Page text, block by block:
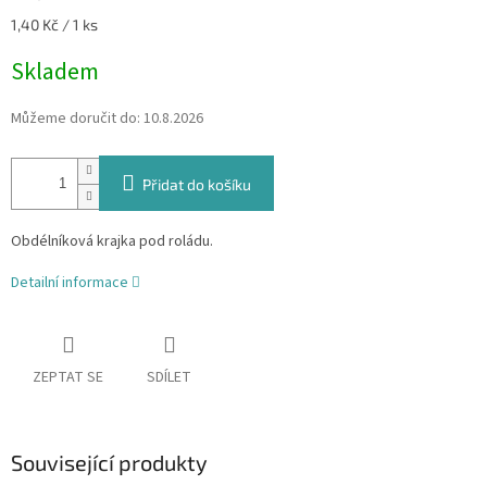
Měrná
1,40 Kč / 1 ks
Skladem
Můžeme doručit do: 10.8.2026
Přidat do košíku
Obdélníková krajka pod roládu.
Detailní informace
ZEPTAT SE SDÍLET
Související produkty